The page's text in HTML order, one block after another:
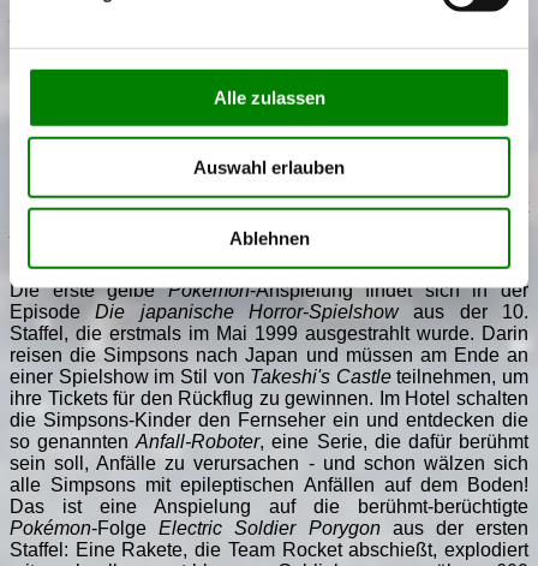
Alle zulassen
Auswahl erlauben
Ablehnen
, das macht die
Tick, Trick und Track imPokémon GO-Fieber: In Entenhausen heißt die
greift die Pokémania um sich: Die Simpsons nehmen ja seit
jeher alles aufs Korn, was die Amis so bewegt, und da
gehören auch die Pokémon mit dazu.
Die erste gelbePokémon-Anspielung findet sich in der
EpisodeDie japanische Horror-Spielshowaus der 10.
Staffel, die erstmals im Mai 1999 ausgestrahlt wurde. Darin
reisen die Simpsons nach Japan und müssen am Ende an
einer Spielshow im Stil von Takeshi's Castleteilnehmen, um
ihre Tickets für den Rückflug zu gewinnen. Im Hotel schalten
die Simpsons-Kinder den Fernseher ein und entdecken die
so genanntenAnfall-Roboter, eine Serie, die dafür berühmt
sein soll, Anfälle zu verursachen - und schon wälzen sich
alle Simpsons mit epileptischen Anfällen auf dem Boden!
Das ist eine Anspielung auf die berühmt-berüchtigte
Pokémon-FolgeElectric Soldier Porygonaus der ersten
Staffel: Eine Rakete, die Team Rocket abschießt, explodiert